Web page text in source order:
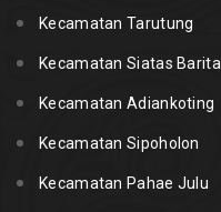
Kecamatan Tarutung
Kecamatan Siatas Barita
Kecamatan Adiankoting
Kecamatan Sipoholon
Kecamatan Pahae Julu